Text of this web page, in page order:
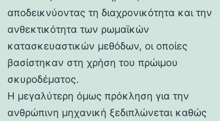
αποδεικνύοντας τη διαχρονικότητα και την
ανθεκτικότητα των ρωμαϊκών
κατασκευαστικών μεθόδων, οι οποίες
βασίστηκαν στη χρήση του πρώιμου
σκυροδέματος.
Η μεγαλύτερη όμως πρόκληση για την
ανθρώπινη μηχανική ξεδιπλώνεται καθώς